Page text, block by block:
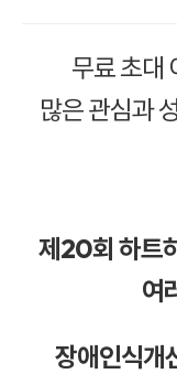
무료 초대
많은 관심과
제20회 하트
여
장애인식개